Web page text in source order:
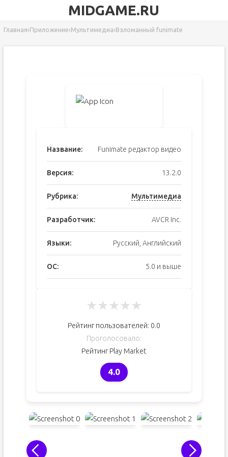
MIDGAME.RU
Главная›Приложение›Мультимедиа›Взломанный funimate
Название: Funimate редактор видео
Версия: 13.2.0
Рубрика: Мультимедиа
Разработчик: AVCR Inc.
Языки: Русский, Английский
ОС: 5.0 и выше
★★★★★
Рейтинг пользователей: 0.0
Проголосовало:
Рейтинг Play Market
4.0